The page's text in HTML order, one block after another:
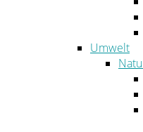
Umwelt